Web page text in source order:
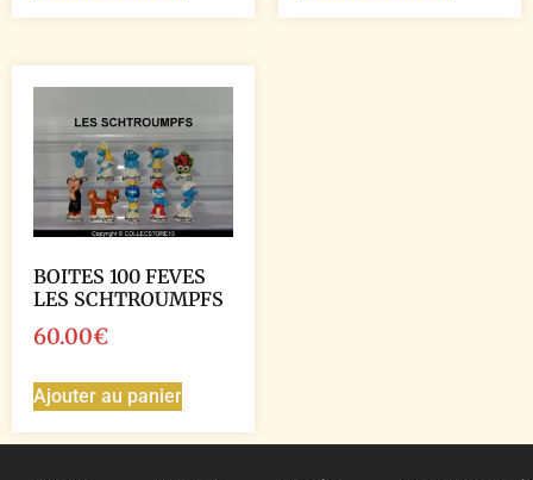
BOITES 100 FEVES
LES SCHTROUMPFS
60.00€
Ajouter au panier